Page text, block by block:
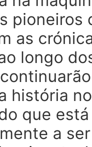
pioneiros
as
longo
história
que está
a